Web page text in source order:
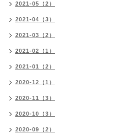
2021-05（2）
2021-04（3）
2021-03（2）
2021-02（1）
2021-01（2）
2020-12（1）
2020-11（3）
2020-10（3）
2020-09（2）